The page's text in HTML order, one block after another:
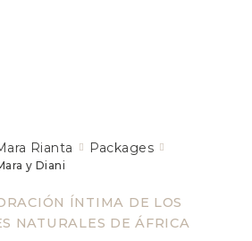
ÍNTIMA DE LOS
NATURALES DE ÁFRICA
Rianta Packages
y Diani